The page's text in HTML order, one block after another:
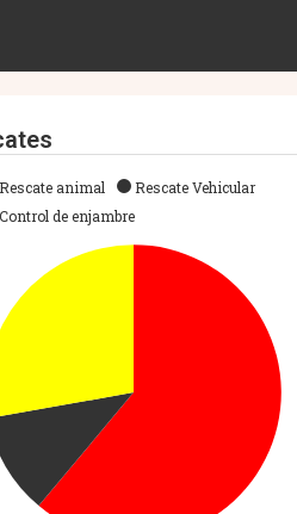
Rescate animal
Rescate Vehicular
Control de enjambre